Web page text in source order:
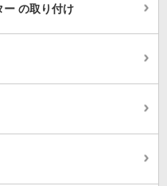
ー の取り付け